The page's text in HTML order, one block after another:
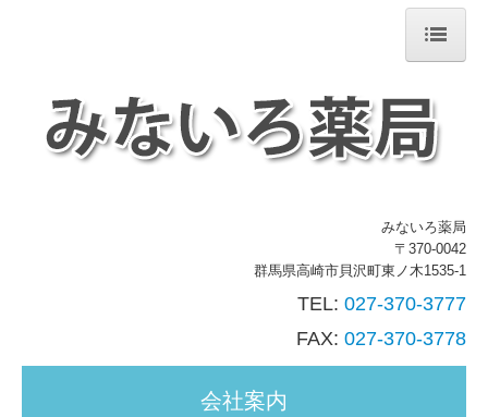
当薬局について
みないろ薬局
〒370-0042
群馬県高崎市貝沢町東ノ木1535-1
TEL: 027-370-3777
FAX: 027-370-3778
会社案内